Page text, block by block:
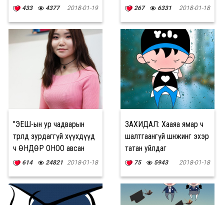
шиг…"
433 4377 2018-01-19 267 6331 2018-01-18
"ЭЕШ-ын ур чадварын
төрөлд зурдаггүй хүүхдүүд
ч ӨНДӨР ОНОО авсан
байдаг"
614 24821 2018-01-18
ЗАХИДАЛ: Хааяа ямар ч
шалтгаангүй шөнөжингөө эхэр
татан уйлдаг
75 5943 2018-01-18